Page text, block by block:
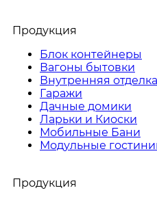
Продукция
Блок контейнеры
Вагоны бытовки
Внутренняя отделка
Гаражи
Дачные домики
Ларьки и Киоски
Мобильные Бани
Модульные
Продукция